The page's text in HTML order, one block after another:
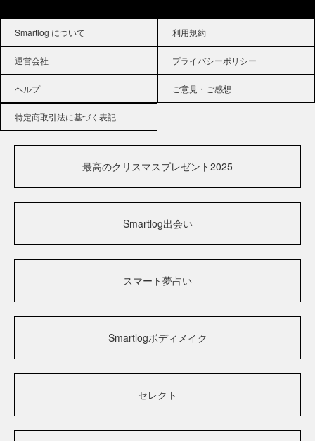
Smartlog について 利用規約
運営会社 プライバシーポリシー
ヘルプ ご意見・ご感想
特定商取引法に基づく表記
最高のクリスマスプレゼント2025
Smartlog出会い
スマート夢占い
Smartlogボディメイク
セレクト